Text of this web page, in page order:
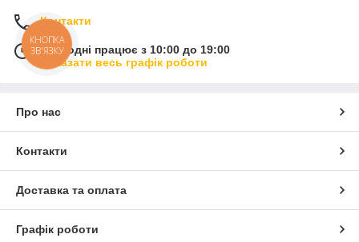
Контакти
Сьогодні працює з 10:00 до 19:00
Показати весь графік роботи
Про нас
Контакти
Доставка та оплата
Графік роботи
КНОПКА
ЗВ'ЯЗКУ